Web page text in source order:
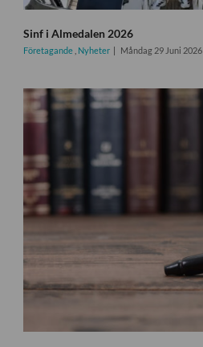
Sinf i Almedalen 2026
Företagande Nyheter Måndag 29 Juni 2026